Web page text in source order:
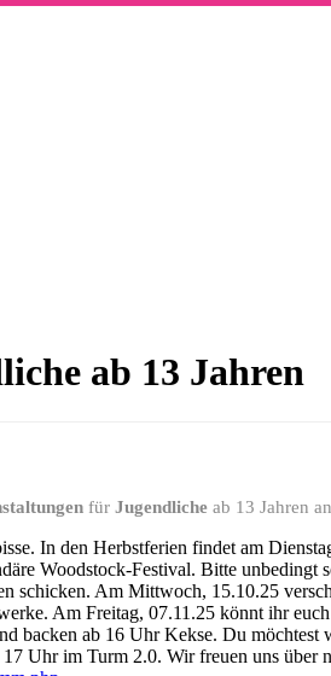
ab 13 Jahren
für Jugendliche ab 13 Jahren
In den Herbstferien findet am
Woodstock-Festival. Bitte unbedingt
schicken. Am Mittwoch, 15.10.25
Am Freitag, 07.11.25 könnt ihr
ab 16 Uhr Kekse. Du
Uhr im Turm 2.0. Wir freuen uns über